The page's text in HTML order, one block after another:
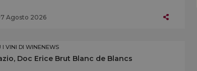
Agosto 2026
I VINI DI WINENEWS
Doc Erice Brut Blanc de Blancs